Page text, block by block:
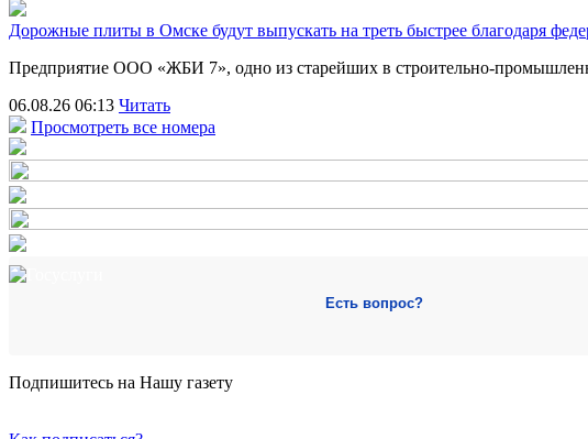
Дорожные плиты в Омске будут выпускать на треть быстрее благодаря
Предприятие ООО «ЖБИ 7», одно из старейших в
06.08.26 06:13 Читать
Просмотреть все номера
Есть вопрос?
Подпишитесь на Нашу газету